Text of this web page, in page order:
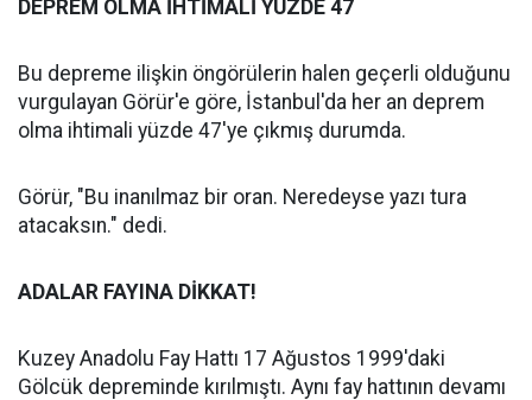
DEPREM OLMA İHTİMALİ YÜZDE 47
Bu depreme ilişkin öngörülerin halen geçerli olduğunu
vurgulayan Görür'e göre, İstanbul'da her an deprem
olma ihtimali yüzde 47'ye çıkmış durumda.
Görür, "Bu inanılmaz bir oran. Neredeyse yazı tura
atacaksın." dedi.
ADALAR FAYINA DİKKAT!
Kuzey Anadolu Fay Hattı 17 Ağustos 1999'daki
Gölcük depreminde kırılmıştı. Aynı fay hattının devamı